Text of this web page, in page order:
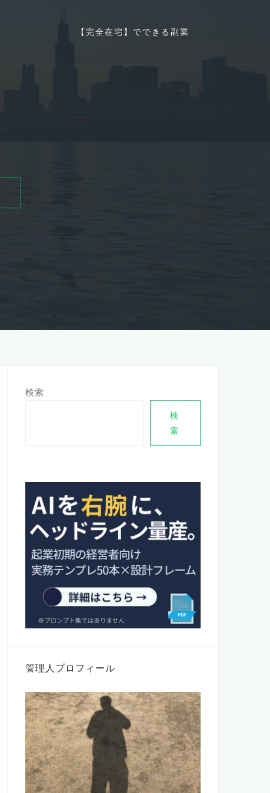
【完全在宅】でできる副業
検索
検
索
管理人プロフィール